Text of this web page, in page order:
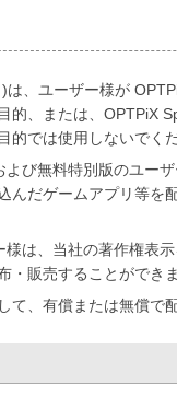
、ユーザー様が
的、または、OPTPiX
的では使用しないでくだ
び無料特別版のユー
んだゲームアプリ等を
は、当社の著作権表
・販売することができま
て、有償または無償で